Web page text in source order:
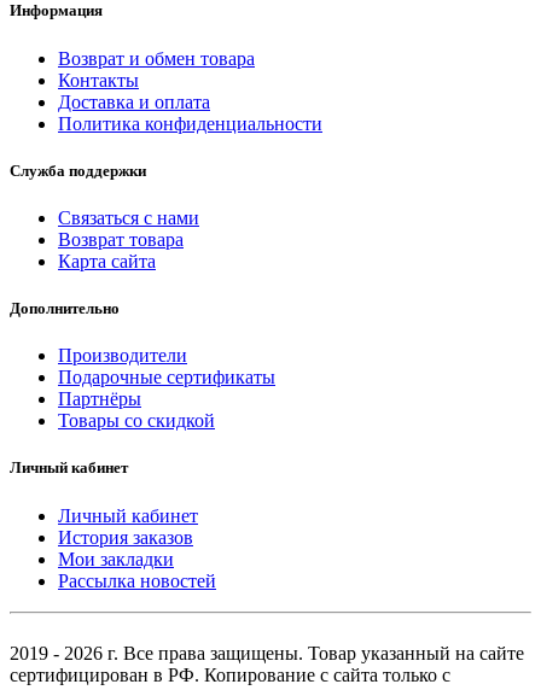
Информация
Возврат и обмен товара
Контакты
Доставка и оплата
Политика конфиденциальности
Служба поддержки
Связаться с нами
Возврат товара
Карта сайта
Дополнительно
Производители
Подарочные сертификаты
Партнёры
Товары со скидкой
Личный кабинет
Личный кабинет
История заказов
Мои закладки
Рассылка новостей
2019 - 2026 г. Все права защищены. Товар указанный на сайте
сертифицирован в РФ. Копирование с сайта только с